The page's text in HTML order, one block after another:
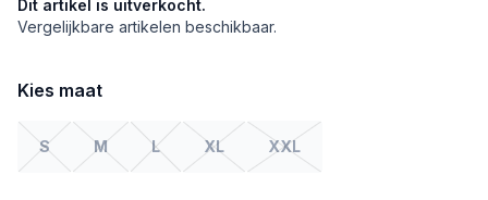
Dit artikel is uitverkocht.
Vergelijkbare artikelen beschikbaar.
Kies maat
S M L XL XXL